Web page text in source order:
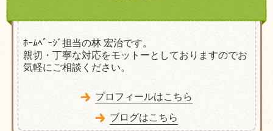
ﾎｰﾑﾍﾟｰｼﾞ担当の林 宏治です。
親切・丁寧な対応をモットーとしておりますのでお
気軽にご相談ください。
プロフィールはこちら
ブログはこちら